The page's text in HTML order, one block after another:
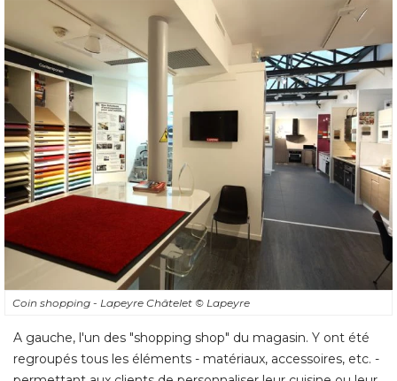
Coin shopping - Lapeyre Châtelet © Lapeyre
A gauche, l'un des "shopping shop" du magasin. Y ont été
regroupés tous les éléments - matériaux, accessoires, etc. -